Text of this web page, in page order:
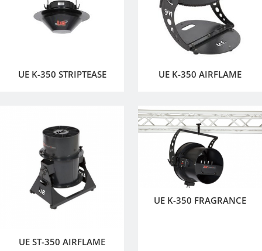
UE K-350 STRIPTEASE UE K-350 AIRFLAME
UE ST-350 AIRFLAME
UE K-350 FRAGRANCE